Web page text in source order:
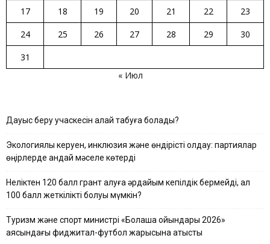
17
18 19 20 21 22
23
24
25 26 27 28 29
30
31
« Июл
Дауыс беру учаскесін қалай табуға болады?
Экологиялық керуен, инклюзия және өндірісті қолдау: партиялар
өңірлерде қандай мәселе көтерді
Неліктен 120 балл грант алуға әрдайым кепілдік бермейді, ал
100 балл жеткілікті болуы мүмкін?
Туризм және спорт министрі «Болашақ ойындары 2026»
аясындағы фиджитал-футбол жарысына қатысты